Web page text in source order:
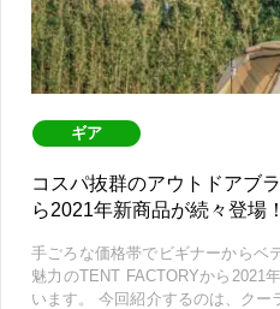
ギア
コスパ抜群のアウトドアブ
ら2021年新商品が続々登場！
手ごろな価格帯でビギナーからベ
魅力のTENT FACTORYから2021
います。 今回紹介するのは、クー